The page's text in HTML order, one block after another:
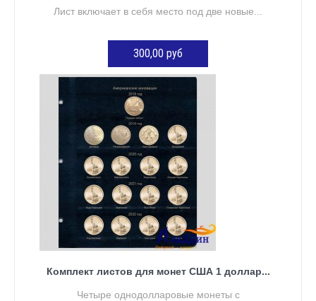
Лист включает в себя место под две новые...
300,00 руб
ДОБАВИТЬ В КОРЗИНУ
Комплект листов для монет США 1 доллар...
Четыре однодолларовые монеты с